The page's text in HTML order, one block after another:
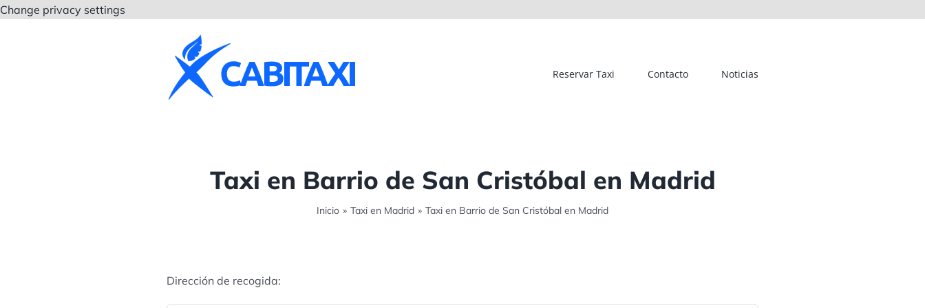
Change privacy settings
Reservar Taxi Contacto Noticias
Taxi en Barrio de San Cristóbal en Madrid
Inicio » Taxi en Madrid » Taxi en Barrio de San Cristóbal en Madrid
Dirección de recogida: